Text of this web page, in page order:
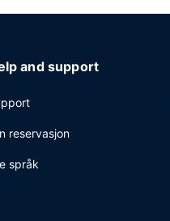
and support
reservasjon
språk